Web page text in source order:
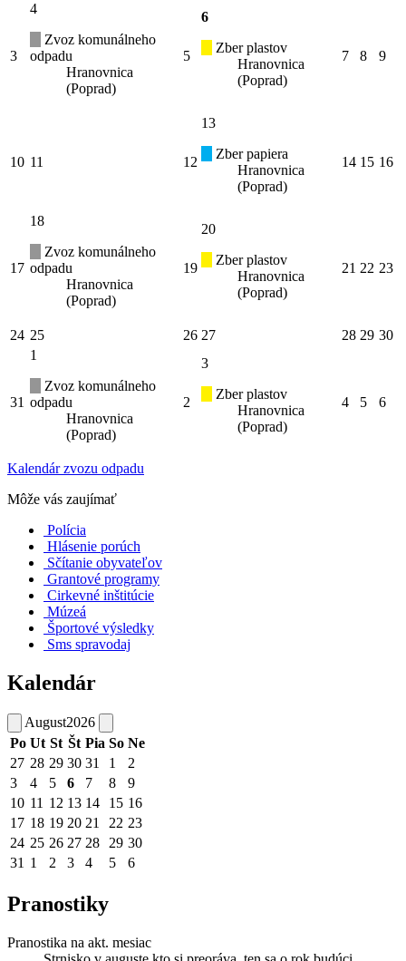
3
4
Zvoz komunálneho
odpadu
Hranovnica
(Poprad)
5
6
Zber plastov
Hranovnica
(Poprad)
7 8 9
10 11 12
13
Zber papiera
Hranovnica
(Poprad)
14 15 16
17
18
Zvoz komunálneho
odpadu
Hranovnica
(Poprad)
19
20
Zber plastov
Hranovnica
(Poprad)
21 22 23
24 25 26 27 28 29 30
31
1
Zvoz komunálneho
odpadu
Hranovnica
(Poprad)
2
3
Zber plastov
Hranovnica
(Poprad)
4 5 6
Kalendár zvozu odpadu
Môže vás zaujímať
Polícia
Hlásenie porúch
Sčítanie obyvateľov
Grantové programy
Cirkevné inštitúcie
Múzeá
Športové výsledky
Sms spravodaj
Kalendár
August2026
Po Ut St Št Pia So Ne
27 28 29 30 31 1
2
3
4 5 6 7 8
9
10 11 12 13 14 15 16
17 18 19 20 21 22 23
24 25 26 27 28 29 30
31 1 2 3 4 5 6
Pranostiky
Pranostika na akt. mesiac